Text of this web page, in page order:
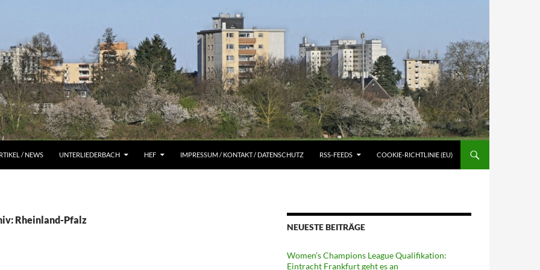
/ NEWS UNTERLIEDERBACH HEF IMPRESSUM / KONTAKT / DATENSCHUTZ RSS-FEEDS COOKIE-RICHTLINIE (EU)
Rheinland-Pfalz
NEUESTE BEITRÄGE
Women’s Champions League Qualifikation:
Eintracht Frankfurt geht es an